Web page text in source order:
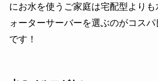
にお水を使うご家庭は宅配型よりも
ォーターサーバーを選ぶのがコス
です！